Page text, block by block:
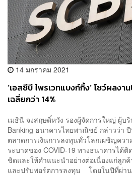
14 มกราคม 2021
‘เอสซีบี ไพรเวทแบงก์กิ้ง’ โชว์ผลง
เฉลี่ยกว่า 14%
เมธินี จงสฤษดิ์หวัง รองผู้จัดการใหญ่ ผู้บ
Banking ธนาคารไทยพาณิชย์ กล่าวว่า
ตลาดการเงินการลงทุนทั่วโลกเผชิญคว
ระบาดของ COVID-19 ทางธนาคารได้
ชิดและให้คำแนะนำอย่างต่อเนื่องแก่ลูก
และปรับพอร์ตการลงทุน โดยในปีที่ผ่า